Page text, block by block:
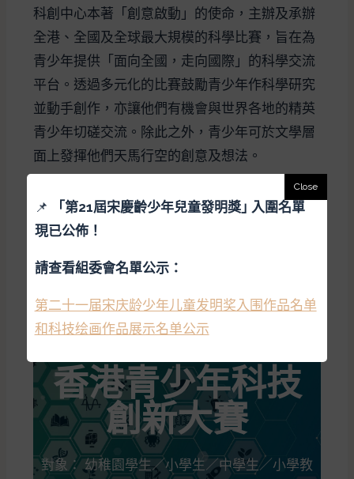
科創中心本著「創意啟動」的使命，主辦及承辦
全港、全國及全球最大規模的科學比賽，旨在為
青少年提供「面向全國，走向國際」的科學交流
平台。透過多元化的比賽鼓勵青少年作科學研究
並動手創作，亦讓他們有機會與世界各地的精英
青少年切磋交流。除此之外，青少年可於文學層
面上發揮他們天馬行空的創意及想法。
香港青少年科技
創新大賽
對象： 幼稚園學生／小學生／中學生／小學教
📌 「 第21屆宋慶齡少年兒童發明獎｣ 入圍名單
現已公佈！
請查看組委會名單公示：
第二十一届宋庆龄少年儿童发明奖入围作品名单
和科技绘画作品展示名单公示